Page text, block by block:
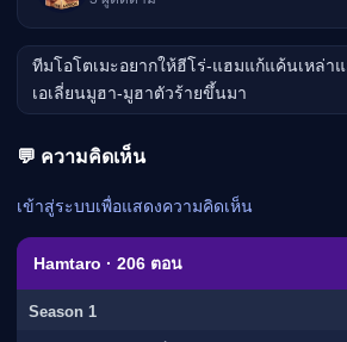
ทีวีออน
เมะ
ทีมโอโตเมะอยากให้ฮีโร่-แฮมแก้แค้นเหล่าแ
เอเลี่ยนมูฮา-มูฮาตัวร้ายขึ้นมา
💬 ความคิดเห็น
เข้าสู่ระบบเพื่อแสดงความคิดเห็น
Hamtaro · 206 ตอน
Season 1